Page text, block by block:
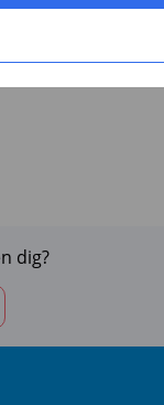
dig?